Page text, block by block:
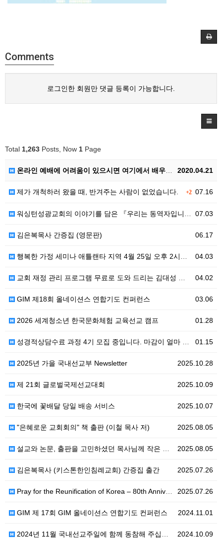
Comments
로그인한 회원만 댓글 등록이 가능합니다.
Total 1,263 Posts, Now 1 Page
2020.04.21
온라인 예배에 어려움이 있으시면 여기에서 배우셔요.
+207.16
제가 개척하러 왔을 때, 반겨주는 사람이 없었습니다.
07.03
워싱턴성광교회의 이야기를 담은 『우리는 동역자입니다』영문판 『The God I Met』
06.17
김은복목사 간증집 (영문판)
04.03
행복한 가정 세미나 애틀랜타 지역 4월 25일 오후 2시부터
04.02
교회 재정 관리 프로그램 무료로 도와 드리는 김대성 목사님의 사랑
03.06
GIM 제18회 올네이션스 연합기도 컨퍼런스
01.28
2026 세계청소년 한국문화체험 교육선교 캠프
01.15
성경적상담수료 과정 4기 모집 중입니다. 마감이 얼마 안 남았네요. 서둘러주세요--
2025.10.28
2025년 가을 국내선교부 Newsletter
2025.10.09
제 21회 글로벌국제선교대회
2025.10.07
한국에 꽃배달 당일 배송 서비스
2025.08.05
"은혜로운 교회회의" 책 출판 (이철 목사 저)
2025.08.05
설교와 논문, 출판을 고민하셨던 목사님께 작은 도움을 드리고 싶습니다!
2025.07.26
김은복목사 (키스톤한인침례교회) 간증집 출간
2025.07.26
Pray for the Reunification of Korea – 80th Anniversary of 8.…
2024.11.01
GIM 제 17회 GIM 올네이션스 연합기도 컨퍼런스
2024.10.09
2024년 11월 국내선교주일에 함께 동참해 주십시오